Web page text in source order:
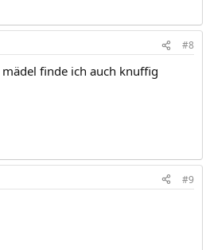
#8
finde ich auch knuffig
#9